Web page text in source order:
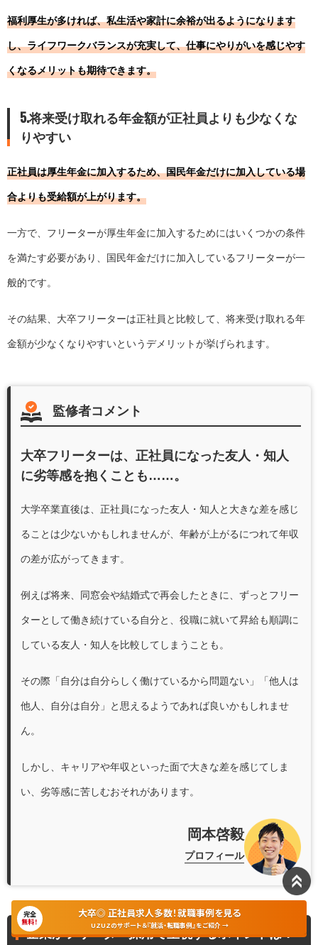
福利厚生が多ければ、私生活や家計に余裕が出るようになります
し、ライフワークバランスが充実して、仕事にやりがいを感じやす
くなるメリットも期待できます。
5.将来受け取れる年金額が正社員よりも少なくな
りやすい
正社員は厚生年金に加入するため、国民年金だけに加入している場
合よりも受給額が上がります。
一方で、フリーターが厚生年金に加入するためにはいくつかの条件
を満たす必要があり、国民年金だけに加入しているフリーターが一
般的です。
その結果、大卒フリーターは正社員と比較して、将来受け取れる年
金額が少なくなりやすいというデメリットが挙げられます。
監修者コメント
岡本啓毅
プロフィール
大卒フリーターは、正社員になった友人・知人
に劣等感を抱くことも……。
大学卒業直後は、正社員になった友人・知人と大きな差を感じ
ることは少ないかもしれませんが、年齢が上がるにつれて年収
の差が広がってきます。
例えば将来、同窓会や結婚式で再会したときに、ずっとフリー
ターとして働き続けている自分と、役職に就いて昇給も順調に
している友人・知人を比較してしまうことも。
その際「自分は自分らしく働けているから問題ない」「他人は
他人、自分は自分」と思えるようであれば良いかもしれませ
ん。
しかし、キャリアや年収といった面で大きな差を感じてしま
い、劣等感に苦しむおそれがあります。
企業がフリーター採用で重視するポイントは？
完全
無料！
大卒◎ 正社員求人多数！就職事例を見る
UZUZのサポート＆『就活・転職事例』をご紹介 →